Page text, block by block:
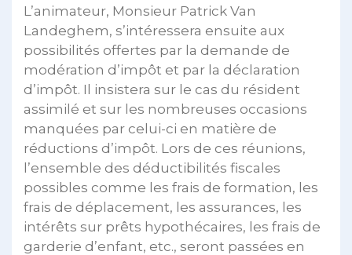
L’animateur, Monsieur Patrick Van
Landeghem, s’intéressera ensuite aux
possibilités offertes par la demande de
modération d’impôt et par la déclaration
d’impôt. Il insistera sur le cas du résident
assimilé et sur les nombreuses occasions
manquées par celui-ci en matière de
réductions d’impôt. Lors de ces réunions,
l’ensemble des déductibilités fiscales
possibles comme les frais de formation, les
frais de déplacement, les assurances, les
intérêts sur prêts hypothécaires, les frais de
garderie d’enfant, etc., seront passées en